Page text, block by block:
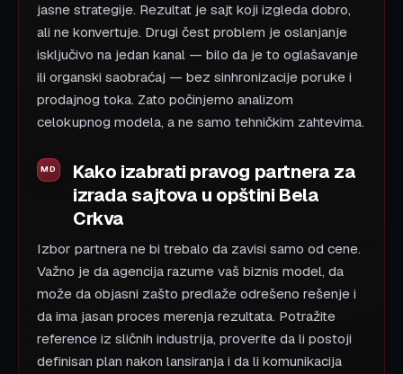
jasne strategije. Rezultat je sajt koji izgleda dobro,
ali ne konvertuje. Drugi čest problem je oslanjanje
isključivo na jedan kanal — bilo da je to oglašavanje
ili organski saobraćaj — bez sinhronizacije poruke i
prodajnog toka. Zato počinjemo analizom
celokupnog modela, a ne samo tehničkim zahtevima.
Kako izabrati pravog partnera za
izrada sajtova u opštini Bela
Crkva
Izbor partnera ne bi trebalo da zavisi samo od cene.
Važno je da agencija razume vaš biznis model, da
može da objasni zašto predlaže odrešeno rešenje i
da ima jasan proces merenja rezultata. Potražite
reference iz sličnih industrija, proverite da li postoji
definisan plan nakon lansiranja i da li komunikacija